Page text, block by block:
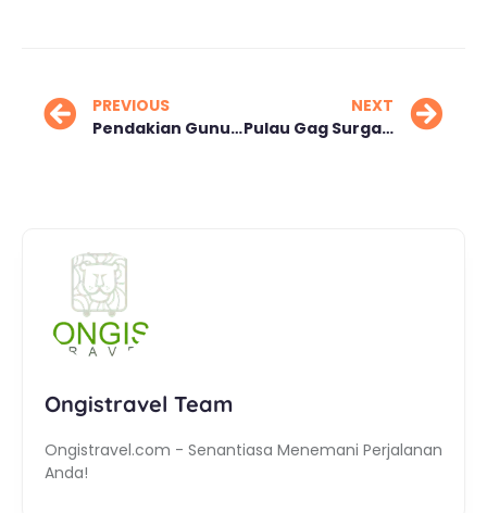
PREVIOUS
Pendakian Gunung Semeru Dibatasi, Cek Kuota dan Persyaratannya
NEXT
Pulau Gag Surga Teripang, Nikel, dan Tradisi Bahari Raja Ampat
Ongistravel Team
Ongistravel.com - Senantiasa Menemani Perjalanan
Anda!